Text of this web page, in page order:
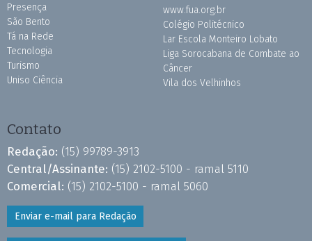
Presença
São Bento
Tá na Rede
Tecnologia
Turismo
Uniso Ciência
www.fua.org.br
Colégio Politécnico
Lar Escola Monteiro Lobato
Liga Sorocabana de Combate ao
Câncer
Vila dos Velhinhos
Contato
Redação: (15) 99789-3913
Central/Assinante: (15) 2102-5100 - ramal 5110
Comercial: (15) 2102-5100 - ramal 5060
Enviar e-mail para Redação